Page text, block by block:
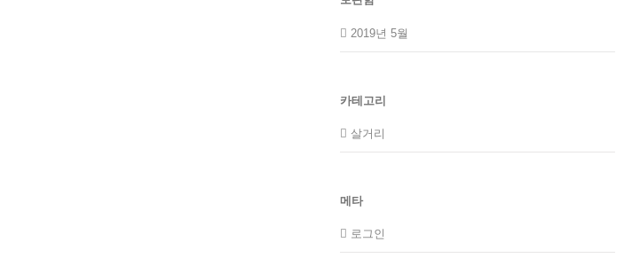
2019년 5월
카테고리
살거리
메타
로그인